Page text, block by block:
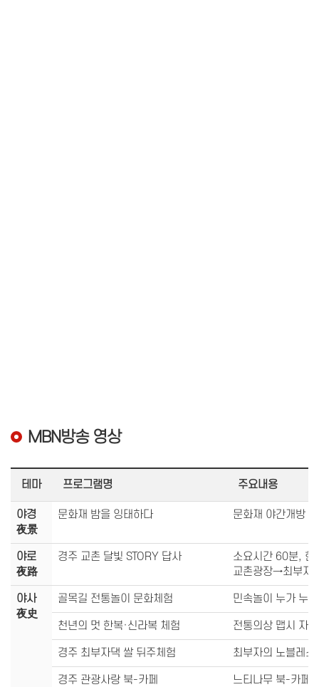
MBN방송 영상
테마 프로그램명 주요내용
야경
夜景
문화재 밤을 잉태하다 문화재 야간개방
야로
夜路
경주 교촌 달빛 STORY 답사
소요시간 60분, 현
교촌광장→최부
야사
夜史
골목길 전통놀이 문화체험 민속놀이 누가 누
천년의 멋 한복·신라복 체험 전통의상 맵시 자랑
경주 최부자댁 쌀 뒤주체험 최부자의 노블레
경주 관광사랑 북-카페 느티나무 북-카페,